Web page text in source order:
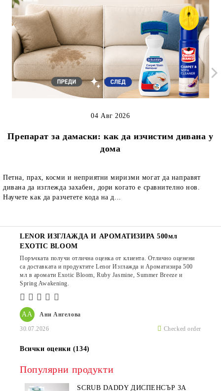
Препарат за дамаски: как да изчистим дивана у
дома
04 Авг 2026
Петна, прах, косми и неприятни миризми могат да направят
дивана да изглежда захабен, дори когато е сравнително нов.
Научете как да разчетете кода на д...
АА Ани Ангелова
30.07.2026 Checked order
LENOR ИЗГЛАЖДА И АРОМАТИЗИРА 500мл
EXOTIC BLOOM
Поръчката получи отлична оценка от клиента. Отлично оценени
са доставката и продуктите Lenor Изглажда и Ароматизира 500
мл в аромати Exotic Bloom, Ruby Jasmine, Summer Breeze и
Spring Awakening.
Всички оценки (134)
Популярни продукти
SCRUB DADDY ДИСПЕНСЪР ЗА